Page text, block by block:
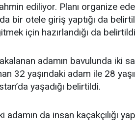
ediliyor. Planı organize
bir otele giriş yaptığı da
için hazırlandığı da
adamın bavulunda iki
32 yaşındaki adam ile 28
yaşadığı belirtildi.
da insan kaçakçılığı